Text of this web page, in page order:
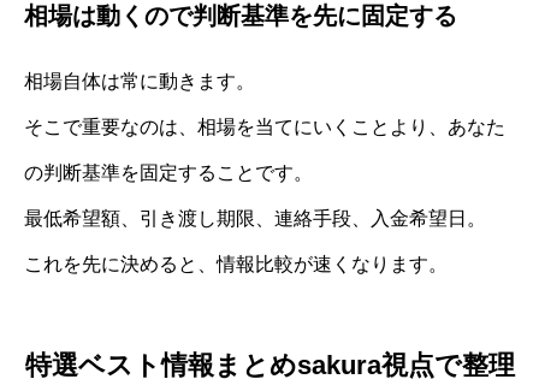
相場は動くので判断基準を先に固定する
相場自体は常に動きます。
そこで重要なのは、相場を当てにいくことより、あなた
の判断基準を固定することです。
最低希望額、引き渡し期限、連絡手段、入金希望日。
これを先に決めると、情報比較が速くなります。
特選ベスト情報まとめsakura視点で整理